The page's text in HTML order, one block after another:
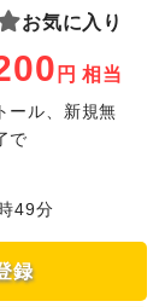
お気に入り
円 相当
ール、新規無
で
49分
録